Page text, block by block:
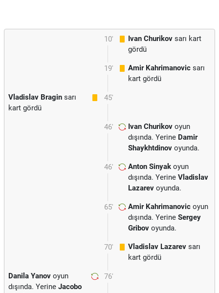
10' Ivan Churikov sarı kart
gördü
19' Amir Kahrimanovic sarı
kart gördü
45'
Vladislav Bragin sarı
kart gördü
46' Ivan Churikov oyun
dışında. Yerine Damir
Shaykhtdinov oyunda.
46' Anton Sinyak oyun
dışında. Yerine Vladislav
Lazarev oyunda.
65' Amir Kahrimanovic oyun
dışında. Yerine Sergey
Gribov oyunda.
70' Vladislav Lazarev sarı
kart gördü
76'
Danila Yanov oyun
dışında. Yerine Jacobo